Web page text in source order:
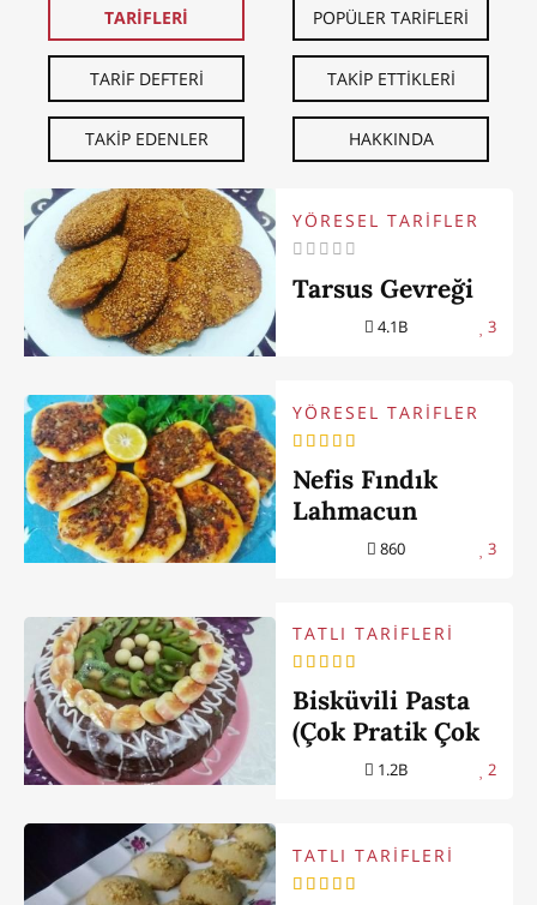
TARİFLERİ POPÜLER TARİFLERİ
TARİF DEFTERİ TAKİP ETTİKLERİ
TAKİP EDENLER HAKKINDA
YÖRESEL TARİFLER
Tarsus Gevreği
4.1B 3
YÖRESEL TARİFLER
Nefis Fındık
Lahmacun
860 3
TATLI TARİFLERİ
Bisküvili Pasta
(Çok Pratik Çok
Lezzetli)
1.2B 2
TATLI TARİFLERİ